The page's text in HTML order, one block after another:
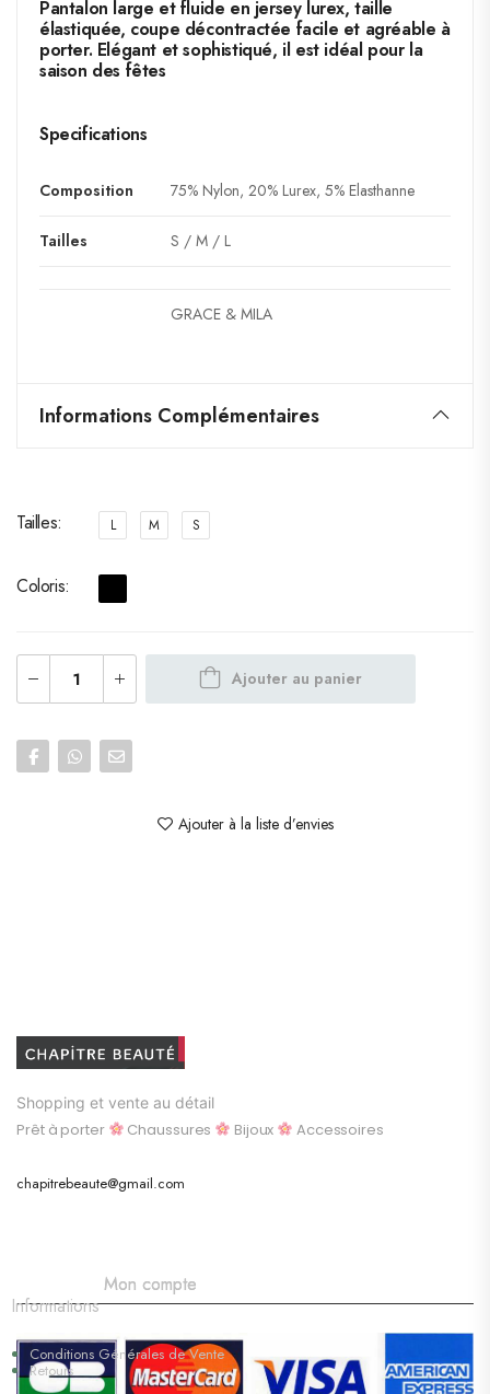
Pantalon large et fluide en jersey lurex, taille
élastiquée, coupe décontractée facile et agréable à
porter. Elégant et sophistiqué, il est idéal pour la
saison des fêtes
Specifications
Composition 75% Nylon, 20% Lurex, 5% Elasthanne
Tailles S / M / L
GRACE & MILA
Informations Complémentaires
Tailles L M S
Coloris
Ajouter au panier
Ajouter à la liste d’envies
Shopping et vente au détail
Prêt à porter Chaussures Bijoux Accessoires
chapitrebeaute@gmail.com
Mon compte
Informations
Conditions Générales de Vente
Retours